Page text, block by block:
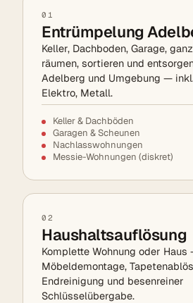
01
Entrümpelung
Keller, Dachboden, Garage,
räumen, sortieren und
Adelberg und Umgebung —
Elektro, Metall.
Keller & Dachböden
Garagen & Scheunen
Nachlasswohnungen
Messie-Wohnungen (diskret)
02
Haushaltsauflösung
Komplette Wohnung oder
Möbeldemontage,
Endreinigung und besenreiner
Schlüsselübergabe.